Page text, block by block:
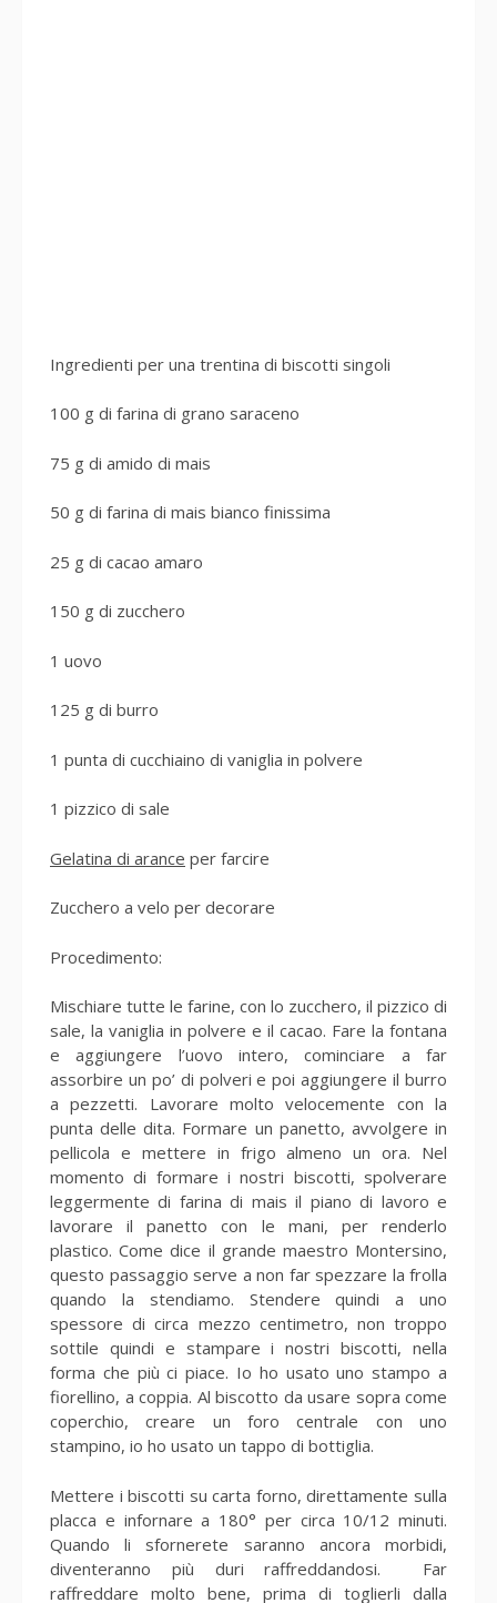
Ingredienti per una trentina di biscotti singoli
100 g di farina di grano saraceno
75 g di amido di mais
50 g di farina di mais bianco finissima
25 g di cacao amaro
150 g di zucchero
1 uovo
125 g di burro
1 punta di cucchiaino di vaniglia in polvere
1 pizzico di sale
Gelatina di arance per farcire
Zucchero a velo per decorare
Procedimento:
Mischiare tutte le farine, con lo zucchero, il pizzico di
sale, la vaniglia in polvere e il cacao. Fare la fontana
e aggiungere l’uovo intero, cominciare a far
assorbire un po’ di polveri e poi aggiungere il burro
a pezzetti. Lavorare molto velocemente con la
punta delle dita. Formare un panetto, avvolgere in
pellicola e mettere in frigo almeno un ora. Nel
momento di formare i nostri biscotti, spolverare
leggermente di farina di mais il piano di lavoro e
lavorare il panetto con le mani, per renderlo
plastico. Come dice il grande maestro Montersino,
questo passaggio serve a non far spezzare la frolla
quando la stendiamo. Stendere quindi a uno
spessore di circa mezzo centimetro, non troppo
sottile quindi e stampare i nostri biscotti, nella
forma che più ci piace. Io ho usato uno stampo a
fiorellino, a coppia. Al biscotto da usare sopra come
coperchio, creare un foro centrale con uno
stampino, io ho usato un tappo di bottiglia.
Mettere i biscotti su carta forno, direttamente sulla
placca e infornare a 180° per circa 10/12 minuti.
Quando li sfornerete saranno ancora morbidi,
diventeranno più duri raffreddandosi. Far
raffreddare molto bene, prima di toglierli dalla